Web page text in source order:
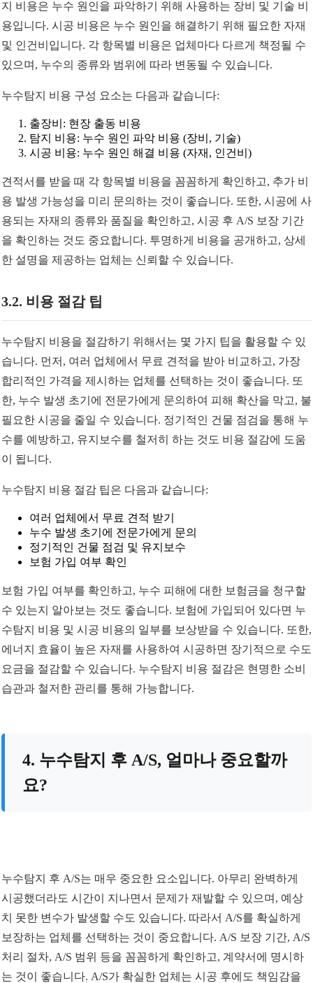
지 비용은 누수 원인을 파악하기 위해 사용하는 장비 및 기술 비
용입니다. 시공 비용은 누수 원인을 해결하기 위해 필요한 자재
및 인건비입니다. 각 항목별 비용은 업체마다 다르게 책정될 수
있으며, 누수의 종류와 범위에 따라 변동될 수 있습니다.
누수탐지 비용 구성 요소는 다음과 같습니다:
출장비: 현장 출동 비용
탐지 비용: 누수 원인 파악 비용 (장비, 기술)
시공 비용: 누수 원인 해결 비용 (자재, 인건비)
견적서를 받을 때 각 항목별 비용을 꼼꼼하게 확인하고, 추가 비
용 발생 가능성을 미리 문의하는 것이 좋습니다. 또한, 시공에 사
용되는 자재의 종류와 품질을 확인하고, 시공 후 A/S 보장 기간
을 확인하는 것도 중요합니다. 투명하게 비용을 공개하고, 상세
한 설명을 제공하는 업체는 신뢰할 수 있습니다.
3.2. 비용 절감 팁
누수탐지 비용을 절감하기 위해서는 몇 가지 팁을 활용할 수 있
습니다. 먼저, 여러 업체에서 무료 견적을 받아 비교하고, 가장
합리적인 가격을 제시하는 업체를 선택하는 것이 좋습니다. 또
한, 누수 발생 초기에 전문가에게 문의하여 피해 확산을 막고, 불
필요한 시공을 줄일 수 있습니다. 정기적인 건물 점검을 통해 누
수를 예방하고, 유지보수를 철저히 하는 것도 비용 절감에 도움
이 됩니다.
누수탐지 비용 절감 팁은 다음과 같습니다:
여러 업체에서 무료 견적 받기
누수 발생 초기에 전문가에게 문의
정기적인 건물 점검 및 유지보수
보험 가입 여부 확인
보험 가입 여부를 확인하고, 누수 피해에 대한 보험금을 청구할
수 있는지 알아보는 것도 좋습니다. 보험에 가입되어 있다면 누
수탐지 비용 및 시공 비용의 일부를 보상받을 수 있습니다. 또한,
에너지 효율이 높은 자재를 사용하여 시공하면 장기적으로 수도
요금을 절감할 수 있습니다. 누수탐지 비용 절감은 현명한 소비
습관과 철저한 관리를 통해 가능합니다.
4. 누수탐지 후 A/S, 얼마나 중요할까
요?
누수탐지 후 A/S는 매우 중요한 요소입니다. 아무리 완벽하게
시공했더라도 시간이 지나면서 문제가 재발할 수 있으며, 예상
치 못한 변수가 발생할 수도 있습니다. 따라서 A/S를 확실하게
보장하는 업체를 선택하는 것이 중요합니다. A/S 보장 기간, A/S
처리 절차, A/S 범위 등을 꼼꼼하게 확인하고, 계약서에 명시하
는 것이 좋습니다. A/S가 확실한 업체는 시공 후에도 책임감을